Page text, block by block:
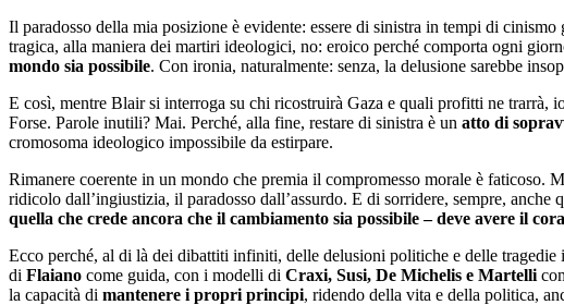
Il paradosso della mia posizione è evidente: essere di sinistra in tempi di
tragica, alla maniera dei martiri ideologici, no: eroico perché comporta ogni
mondo sia possibile. Con ironia, naturalmente: senza, la delusione sarebbe
E così, mentre Blair si interroga su chi ricostruirà Gaza e quali profitti ne trarrà,
Forse. Parole inutili? Mai. Perché, alla fine, restare di sinistra è un atto di
cromosoma ideologico impossibile da estirpare.
Rimanere coerente in un mondo che premia il compromesso morale è
ridicolo dall’ingiustizia, il paradosso dall’assurdo. E di sorridere, sempre,
quella che crede ancora che il cambiamento sia possibile – deve avere il
Ecco perché, al di là dei dibattiti infiniti, delle delusioni politiche e delle tragedie
di Flaiano come guida, con i modelli di Craxi, Susi, De Michelis e Martelli
la capacità di mantenere i propri principi, ridendo della vita e della politica,